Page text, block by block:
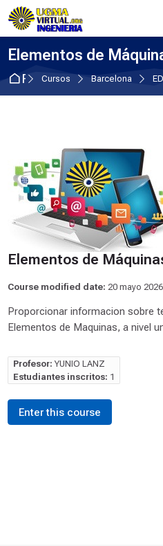
Skip to navigation
Skip to login form
Salta al contenido principal
Skip to accessibility options
Skip to footer
Skip accessibility options
Elementos de
Página Principal
Cursos Barcelona
Elementos de
Course modified date: 20 mayo 2026
Proporcionar informacion sobre
Elementos de Maquinas, a nivel
Profesor: YUNIO LANZ
Estudiantes inscritos: 1
Enter this course